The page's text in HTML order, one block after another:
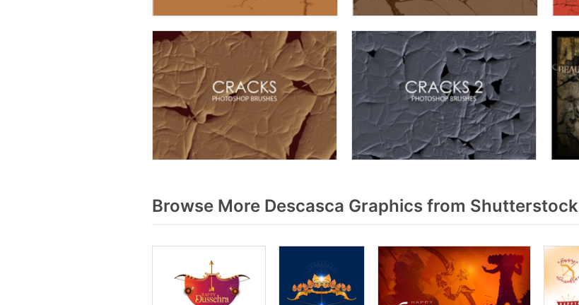
Browse More Descasca Graphics from Shutterstock